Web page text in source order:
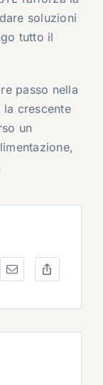
soluzioni
tutto il
passo nella
crescente
un